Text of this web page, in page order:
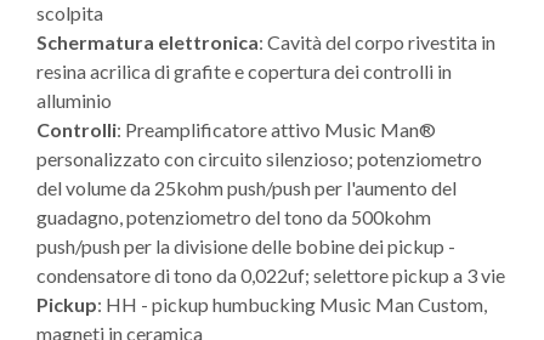
scolpita
Schermatura elettronica: Cavità del corpo rivestita in
resina acrilica di grafite e copertura dei controlli in
alluminio
Controlli: Preamplificatore attivo Music Man®
personalizzato con circuito silenzioso; potenziometro
del volume da 25kohm push/push per l'aumento del
guadagno, potenziometro del tono da 500kohm
push/push per la divisione delle bobine dei pickup -
condensatore di tono da 0,022uf; selettore pickup a 3 vie
Pickup: HH - pickup humbucking Music Man Custom,
magneti in ceramica